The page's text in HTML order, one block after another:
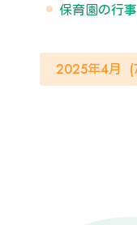
保育園の行事